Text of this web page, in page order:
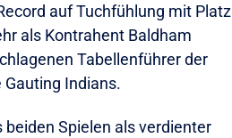
auf Tuchfühlung mit Platz
als Kontrahent Baldham
Tabellenführer der
Indians.
Spielen als verdienter